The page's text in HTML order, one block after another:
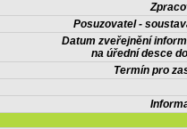
Posuzovatel -
Datum zveřejnění
na úřední desce
Termín pro